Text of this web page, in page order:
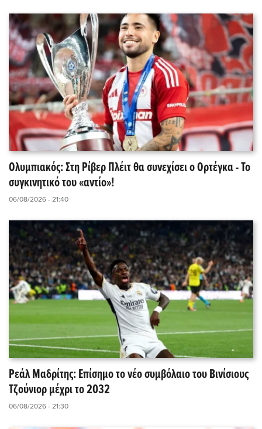
Ολυμπιακός: Στη Ρίβερ Πλέιτ θα συνεχίσει ο Ορτέγκα - Το
συγκινητικό του «αντίο»!
06/08/2026 - 21:40
Ρεάλ Μαδρίτης: Επίσημο το νέο συμβόλαιο του Βινίσιους
Τζούνιορ μέχρι το 2032
06/08/2026 - 21:30